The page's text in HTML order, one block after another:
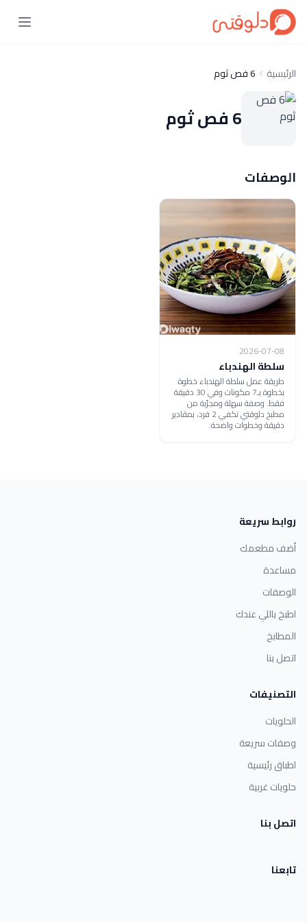
الرئيسية 6 فص ثوم
6 فص ثوم
الوصفات
2026-07-08
سلطة الهندباء
طريقة عمل سلطة الهندباء خطوة
بخطوة بـ7 مكونات وفي 30 دقيقة
فقط. وصفة سهلة ومجرّبة من
مطبخ دلوقتي تكفي 2 فرد، بمقادير
دقيقة وخطوات واضحة.
روابط سريعة
أضف مطعمك
مساعدة
الوصفات
اطبخ باللي عندك
المطابخ
اتصل بنا
التصنيفات
الحلويات
وصفات سريعة
اطباق رئيسية
حلويات غربية
اتصل بنا
تابعنا